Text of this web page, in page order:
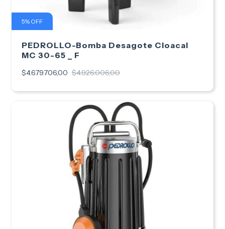
5% OFF
PEDROLLO-Bomba Desagote Cloacal
MC 30-65 _ F
$4.679.706,00 $4.926.006,00